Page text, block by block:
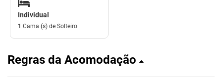
Individual
1 Cama (s) de Solteiro
Regras da Acomodação